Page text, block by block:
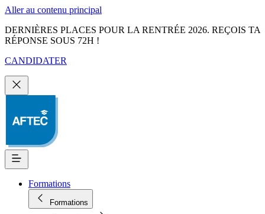
Aller au contenu principal
DERNIÈRES PLACES POUR LA RENTRÉE 2026. REÇOIS TA
RÉPONSE SOUS 72H !
CANDIDATER
Formations
Formations